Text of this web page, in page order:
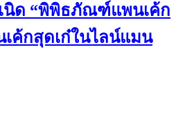
นิด “พิพิธภัณฑ์แพนเค้ก
ค้กสุดเก๋ในไลน์แมน